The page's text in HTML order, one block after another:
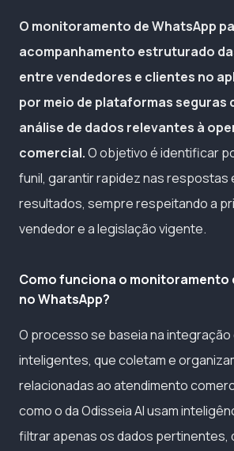
O monitoramento de WhatsApp
acompanhamento estruturado
entre vendedores e clientes no
por meio de plataformas seguras
análise de dados relevantes à
comercial.O objetivo é identificar
funil, garantir rapidez nas respostas
resultados, sempre respeitando a
vendedor e a legislação vigente.
Como funciona o monitoramento
no WhatsApp?
O processo se baseia na
inteligentes, que coletam e
relacionadas ao atendimento
como o da Odisseia AI usam
filtrar apenas os dados pertinentes,